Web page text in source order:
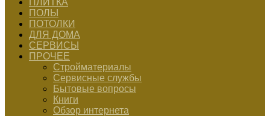
ПЛИТКА
ПОЛЫ
ПОТОЛКИ
ДЛЯ ДОМА
СЕРВИСЫ
ПРОЧЕЕ
Стройматериалы
Сервисные службы
Бытовые вопросы
Книги
Обзор интернета